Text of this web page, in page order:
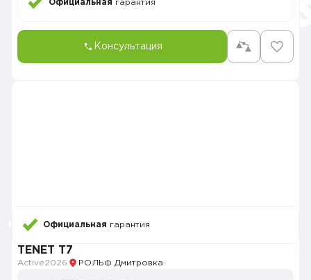
Официальная гарантия
Консультация
Официальная гарантия
TENET T7
Active2026 РОЛЬФ Дмитровка